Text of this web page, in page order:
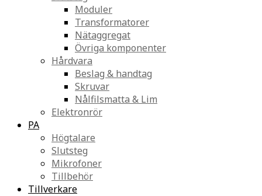
Moduler
Transformatorer
Nätaggregat
Övriga komponenter
Hårdvara
Beslag & handtag
Skruvar
Nålfilsmatta & Lim
Elektronrör
PA
Högtalare
Slutsteg
Mikrofoner
Tillbehör
Tillverkare